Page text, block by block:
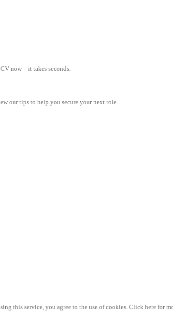
now – it takes seconds.
our tips to help you secure your next role.
this service, you agree to the use of cookies. Click here for